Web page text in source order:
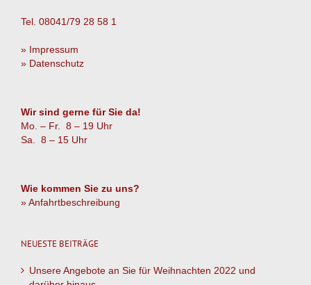
Tel. 08041/79 28 58 1
» Impressum
» Datenschutz
Wir sind gerne für Sie da!
Mo. – Fr. 8 – 19 Uhr
Sa. 8 – 15 Uhr
Wie kommen Sie zu uns?
» Anfahrtbeschreibung
NEUESTE BEITRÄGE
Unsere Angebote an Sie für Weihnachten 2022 und